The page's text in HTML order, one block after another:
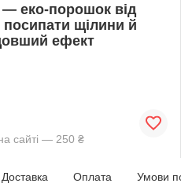
еко-порошок від
посипати щілини й
ефект
сайті — 250 ₴
Доставка Оплата Умови